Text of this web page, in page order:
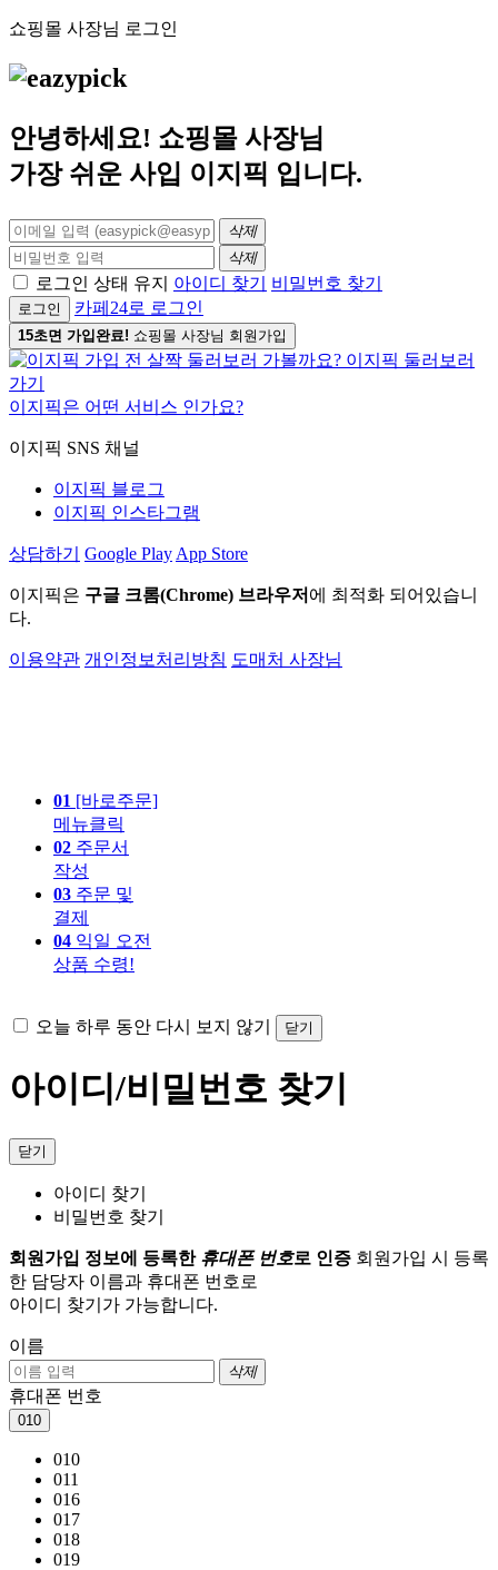
쇼핑몰 사장님 로그인
안녕하세요! 쇼핑몰 사장님
가장 쉬운 사입 이지픽 입니다.
삭제
삭제
로그인 상태 유지 아이디 찾기 비밀번호 찾기
로그인 카페24로 로그인
15초면 가입완료! 쇼핑몰 사장님 회원가입
이지픽은 어떤 서비스 인가요?
이지픽 SNS 채널
이지픽 블로그
이지픽 인스타그램
상담하기 Google Play App Store
이지픽은 구글 크롬(Chrome) 브라우저 에 최적화 되어있습니
다.
이용약관 개인정보처리방침 도매처 사장님
01 [바로주문]
메뉴클릭
02 주문서
작성
03 주문 및
결제
04 익일 오전
상품 수령!
오늘 하루 동안 다시 보지 않기 닫기
아이디/비밀번호 찾기
닫기
아이디 찾기
비밀번호 찾기
회원가입 정보에 등록한 휴대폰 번호로 인증 회원가입 시 등록
한 담당자 이름과 휴대폰 번호로
아이디 찾기가 가능합니다.
이름
삭제
휴대폰 번호
010
010
011
016
017
018
019